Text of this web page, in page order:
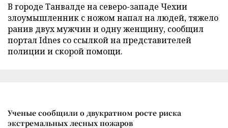
В городе Танвалде на северо-западе Чехии
злоумышленник с ножом напал на людей, тяжело
ранив двух мужчин и одну женщину, сообщил
портал Idnes со ссылкой на представителей
полиции и скорой помощи.
Ученые сообщили о двукратном росте риска
экстремальных лесных пожаров